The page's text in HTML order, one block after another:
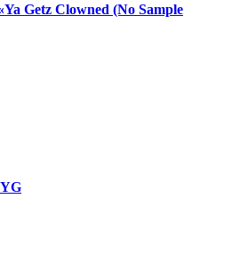
Getz Clowned (No Sample